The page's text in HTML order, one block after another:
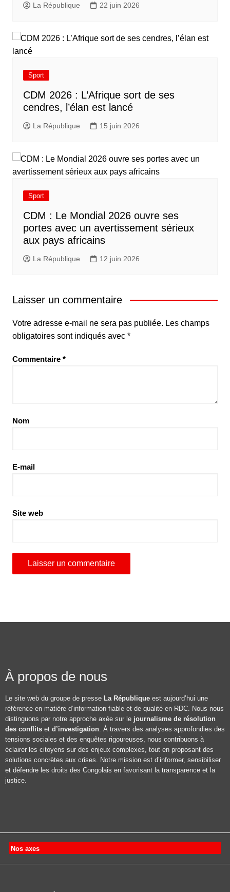
La République 22 juin 2026
Sport
CDM 2026 : L’Afrique sort de ses
cendres, l’élan est lancé
La République 15 juin 2026
Sport
CDM : Le Mondial 2026 ouvre ses
portes avec un avertissement sérieux
aux pays africains
La République 12 juin 2026
Laisser un commentaire
Votre adresse e-mail ne sera pas publiée. Les champs
obligatoires sont indiqués avec *
Commentaire *
Nom
E-mail
Site web
À propos de nous
Le site web du groupe de presse La République est aujourd’hui une
référence en matière d’information fiable et de qualité en RDC. Nous nous
distinguons par notre approche axée sur le journalisme de résolution
des conflits et d’investigation. À travers des analyses approfondies des
tensions sociales et des enquêtes rigoureuses, nous contribuons à
éclairer les citoyens sur des enjeux complexes, tout en proposant des
solutions concrètes aux crises. Notre mission est d’informer, sensibiliser
et défendre les droits des Congolais en favorisant la transparence et la
justice.
Nos axes